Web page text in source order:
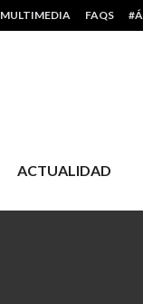
HEADER MENU
MULTIMEDIA FAQS
ACTUALIDAD